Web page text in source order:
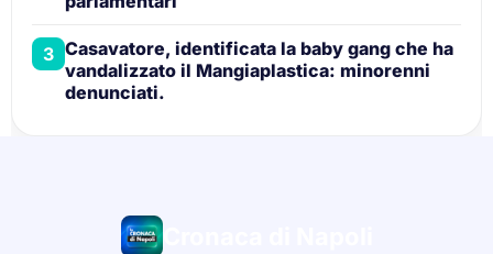
3 Casavatore, identificata la baby gang che ha
vandalizzato il Mangiaplastica: minorenni
denunciati.
Cronaca di Napoli